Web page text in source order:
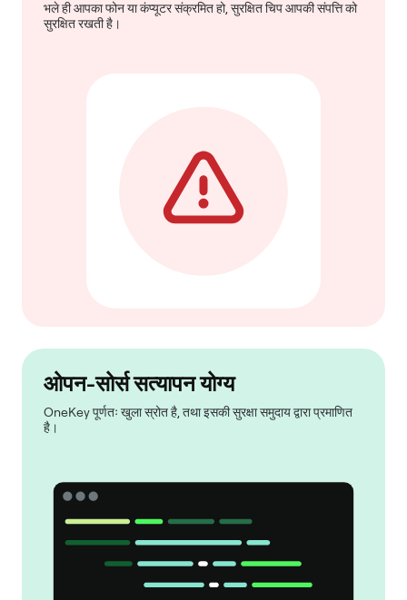
भले ही आपका फोन या कंप्यूटर संक्रमित हो, सुरक्षित चिप आपकी संपत्ति को
सुरक्षित रखती है।
ओपन-सोर्स सत्यापन योग्य
OneKey पूर्णतः खुला स्रोत है, तथा इसकी सुरक्षा समुदाय द्वारा प्रमाणित
है।